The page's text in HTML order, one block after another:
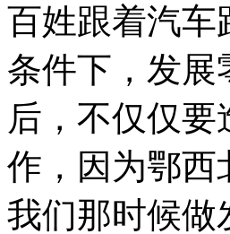
百姓跟着汽车
条件下，发展
后，不仅仅
作，因为鄂西
我们那时候做